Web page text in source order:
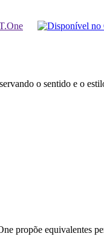
o sentido e o
propõe equivalentes